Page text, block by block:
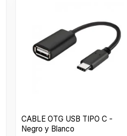
CABLE OTG USB TIPO C -
Negro y Blanco